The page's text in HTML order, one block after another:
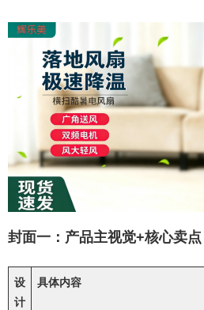
封面一：产品主视觉+核心卖点
设
计
具体内容